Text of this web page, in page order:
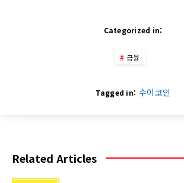
Categorized in:
금융
Tagged in: 수이코인
Related Articles